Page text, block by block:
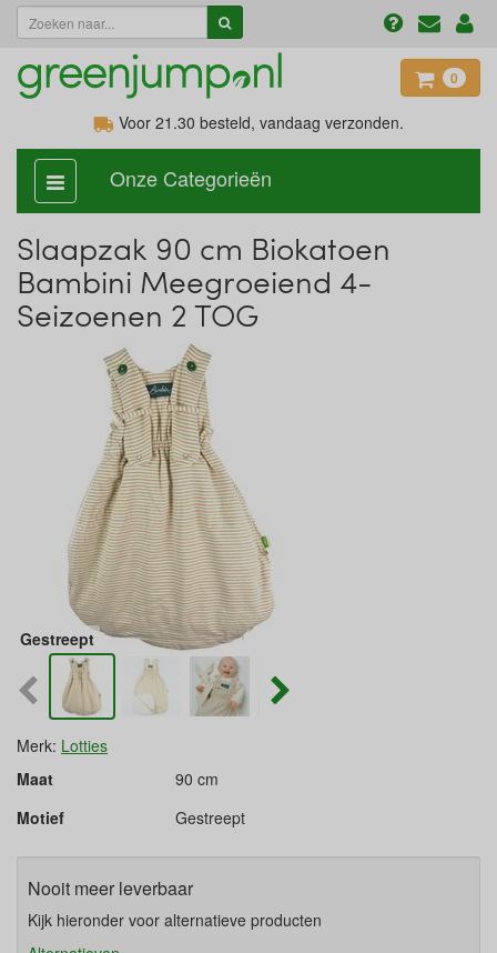
0
Voor 21.30 besteld, vandaag verzonden.
categorie
aan,
Onze Categorieën
Slaapzak 90 cm Biokatoen
Bambini Meegroeiend 4-
Seizoenen 2 TOG
Gestreept
Merk: Lotties
Maat
90 cm
Motief
Gestreept
Nooit meer leverbaar
Kijk hieronder voor alternatieve producten